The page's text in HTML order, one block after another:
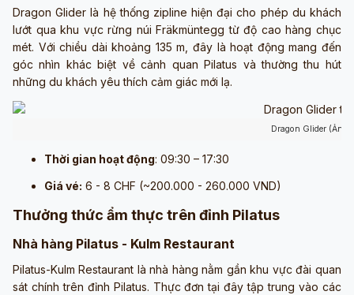
Dragon Glider là hệ thống zipline hiện đại cho phép du khách
lướt qua khu vực rừng núi Fräkmüntegg từ độ cao hàng chục
mét. Với chiều dài khoảng 135 m, đây là hoạt động mang đến
góc nhìn khác biệt về cảnh quan Pilatus và thường thu hút
những du khách yêu thích cảm giác mới lạ.
Dragon Glider (Ảnh
Thời gian hoạt động: 09:30 – 17:30
Giá vé: 6 - 8 CHF (~200.000 - 260.000 VND)
Thưởng thức ẩm thực trên đỉnh Pilatus
Nhà hàng Pilatus - Kulm Restaurant
Pilatus-Kulm Restaurant là nhà hàng nằm gần khu vực đài quan
sát chính trên đỉnh Pilatus. Thực đơn tại đây tập trung vào các